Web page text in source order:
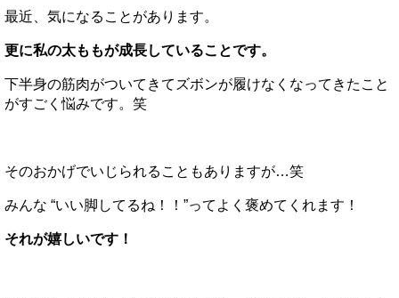
最近、気になることがあります。
更に私の太ももが成長していることです。
下半身の筋肉がついてきてズボンが履けなくなってきたこと
がすごく悩みです。笑
そのおかげでいじられることもありますが…笑
みんな “いい脚してるね！！”ってよく褒めてくれます！
それが嬉しいです！